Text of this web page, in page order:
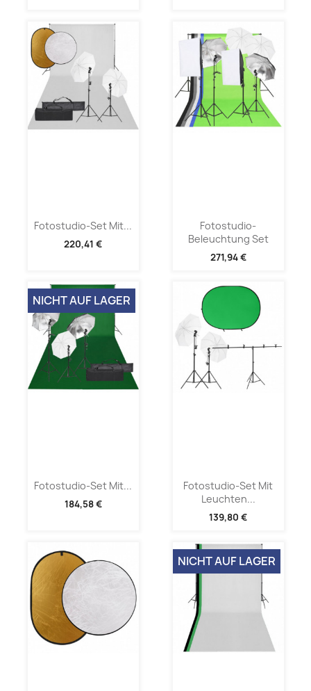
Fotostudio-Set Mit...
220,41 €
Fotostudio-
Beleuchtung Set
271,94 €
Fotostudio-Set Mit...
184,58 €
NICHT AUF LAGER
Fotostudio-Set Mit
Leuchten...
139,80 €
NICHT AUF LAGER